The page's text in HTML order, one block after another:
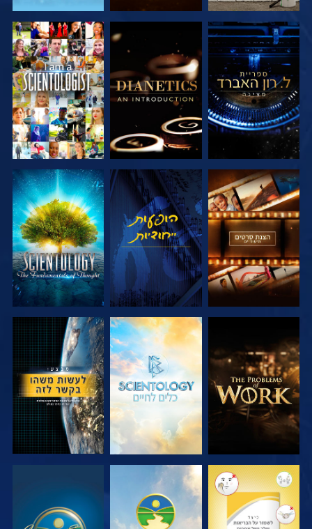
בדוק את הסדרה בדוק את הסדרה צפה
בדוק את הסדרה צפה בדוק את הסדרה
בדוק את הסדרה בדוק את הסדרה צפה
צפה צפה צפה